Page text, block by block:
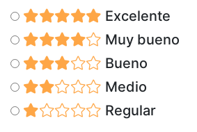
Excelente
Muy bueno
Bueno
Medio
Regular